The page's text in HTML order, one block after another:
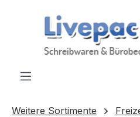
Zum Hauptinhalt springen
Weitere Sortimente